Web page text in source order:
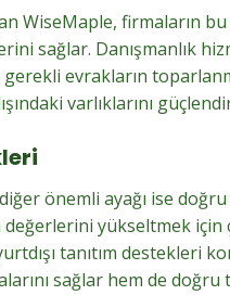
WiseMaple, firmaların
sağlar. Danışmanlık
evrakların
varlıklarını
önemli ayağı ise
yükseltmek için
tanıtım destekleri
sağlar hem de